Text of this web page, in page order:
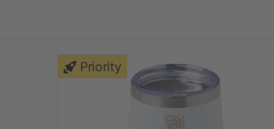
Priority